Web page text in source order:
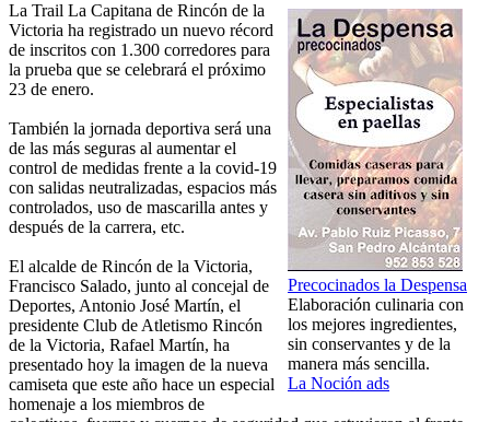
Precocinados la Despensa
Elaboración culinaria con
los mejores ingredientes,
sin conservantes y de la
manera más sencilla.
La Noción ads
La Trail La Capitana de Rincón de la
Victoria ha registrado un nuevo récord
de inscritos con 1.300 corredores para
la prueba que se celebrará el próximo
23 de enero.
También la jornada deportiva será una
de las más seguras al aumentar el
control de medidas frente a la covid-19
con salidas neutralizadas, espacios más
controlados, uso de mascarilla antes y
después de la carrera, etc.
El alcalde de Rincón de la Victoria,
Francisco Salado, junto al concejal de
Deportes, Antonio José Martín, el
presidente Club de Atletismo Rincón
de la Victoria, Rafael Martín, ha
presentado hoy la imagen de la nueva
camiseta que este año hace un especial
homenaje a los miembros de